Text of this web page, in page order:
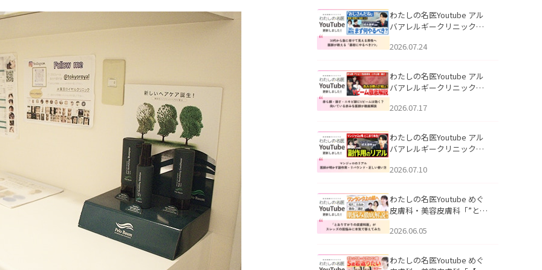
わたしの名医Youtube アル
バアレルギークリニック札
える男性へ｜医師が教える
公開いたしました。
2026.07.24
わたしの名医Youtube アル
バアレルギークリニック札
跡にVビームは効く？向いて
説」を公開いたしました。
2026.07.17
わたしの名医Youtube アル
バアレルギークリニック札
医師が明かす副作用・リバ
公開いたしました。
2026.07.10
わたしの名医Youtube めぐ
皮膚科・美容皮膚科「”とお
ッズの肌悩みに本気で答え
た。
2026.06.05
わたしの名医Youtube めぐ